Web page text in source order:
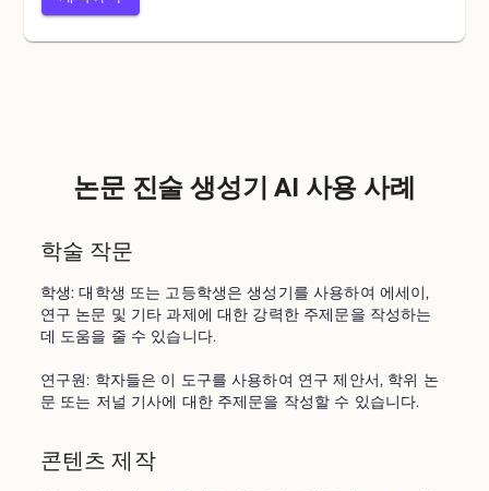
논문 진술 생성기 AI 사용 사례
학술 작문
학생: 대학생 또는 고등학생은 생성기를 사용하여 에세이,
연구 논문 및 기타 과제에 대한 강력한 주제문을 작성하는
데 도움을 줄 수 있습니다.
연구원: 학자들은 이 도구를 사용하여 연구 제안서, 학위 논
문 또는 저널 기사에 대한 주제문을 작성할 수 있습니다.
콘텐츠 제작